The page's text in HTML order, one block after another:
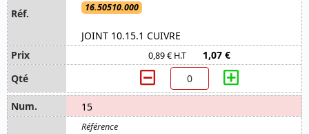
16.50510.000
JOINT 10.15.1 CUIVRE
0,89 € H.T 1,07 €
15